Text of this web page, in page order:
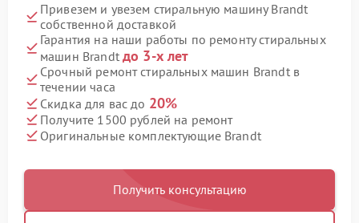
Привезем и увезем стиральную машину Brandt
собственной доставкой
Гарантия на наши работы по ремонту стиральных
машин Brandt до 3-х лет
Срочный ремонт стиральных машин Brandt в
течении часа
Скидка для вас до 20%
Получите 1500 рублей на ремонт
Оригинальные комплектующие Brandt
Получить консультацию